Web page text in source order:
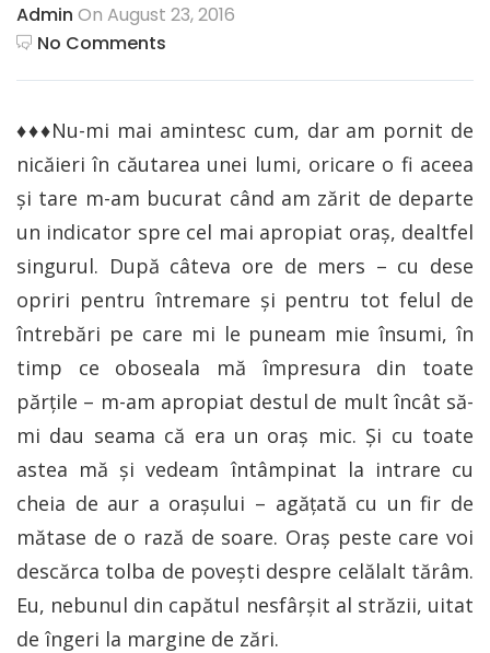
Admin On August 23, 2016
No Comments
♦♦♦Nu-mi mai amintesc cum, dar am pornit de
nicăieri în căutarea unei lumi, oricare o fi aceea
şi tare m-am bucurat când am zărit de departe
un indicator spre cel mai apropiat oraş, dealtfel
singurul. După câteva ore de mers – cu dese
opriri pentru întremare şi pentru tot felul de
întrebări pe care mi le puneam mie însumi, în
timp ce oboseala mă împresura din toate
părţile – m-am apropiat destul de mult încât să-
mi dau seama că era un oraş mic. Şi cu toate
astea mă şi vedeam întâmpinat la intrare cu
cheia de aur a orașului – agățată cu un fir de
mătase de o rază de soare. Oraș peste care voi
descărca tolba de povești despre celălalt tărâm.
Eu, nebunul din capătul nesfârșit al străzii, uitat
de îngeri la margine de zări.